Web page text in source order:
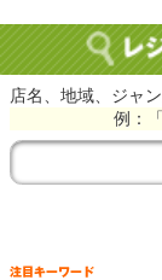
店名、地域、ジャ
例：